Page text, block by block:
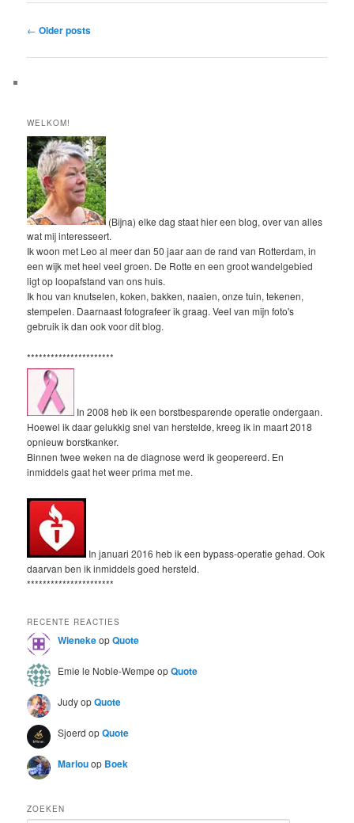
Post
← Older posts
WELKOM!
(Bijna) elke dag staat hier een blog, over van alles
wat mij interesseert.
Ik woon met Leo al meer dan 50 jaar aan de rand van Rotterdam, in
een wijk met heel veel groen. De Rotte en een groot wandelgebied
ligt op loopafstand van ons huis.
Ik hou van knutselen, koken, bakken, naaien, onze tuin, tekenen,
stempelen. Daarnaast fotografeer ik graag. Veel van mijn foto's
gebruik ik dan ook voor dit blog.
**********************
In 2008 heb ik een borstbesparende operatie ondergaan.
Hoewel ik daar gelukkig snel van herstelde, kreeg ik in maart 2018
opnieuw borstkanker.
Binnen twee weken na de diagnose werd ik geopereerd. En
inmiddels gaat het weer prima met me.
In januari 2016 heb ik een bypass-operatie gehad. Ook
daarvan ben ik inmiddels goed hersteld.
**********************
RECENTE REACTIES
WienekeopQuote
Emie le Noble-Wempe opQuote
JudyopQuote
Sjoerd opQuote
Marlouop Boek
ZOEKEN